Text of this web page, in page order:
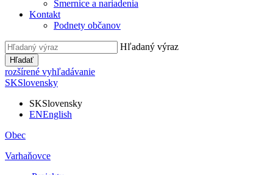
Smernice a nariadenia
Kontakt
Podnety občanov
Hľadaný výraz
Hľadať
rozšírené vyhľadávanie
SKSlovensky
SKSlovensky
ENEnglish
Obec
Varhaňovce